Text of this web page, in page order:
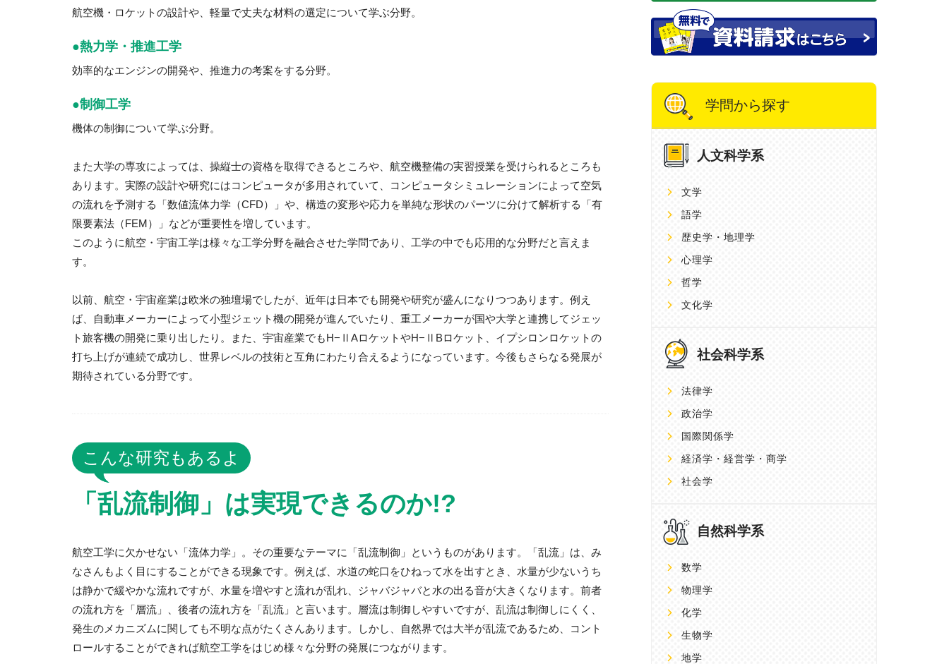
航空機・ロケットの設計や、軽量で丈夫な材料の選定について学ぶ分野。
●熱力学・推進工学
効率的なエンジンの開発や、推進力の考案をする分野。
●制御工学
機体の制御について学ぶ分野。
また大学の専攻によっては、操縦士の資格を取得できるところや、航空機整備の実習授業を受けられるところも
あります。実際の設計や研究にはコンピュータが多用されていて、コンピュータシミュレーションによって空気
の流れを予測する「数値流体力学（CFD）」や、構造の変形や応力を単純な形状のパーツに分けて解析する「有
限要素法（FEM）」などが重要性を増しています。
このように航空・宇宙工学は様々な工学分野を融合させた学問であり、工学の中でも応用的な分野だと言えま
す。
以前、航空・宇宙産業は欧米の独壇場でしたが、近年は日本でも開発や研究が盛んになりつつあります。例え
ば、自動車メーカーによって小型ジェット機の開発が進んでいたり、重工メーカーが国や大学と連携してジェッ
ト旅客機の開発に乗り出したり。また、宇宙産業でもH−ⅡAロケットやH−ⅡBロケット、イプシロンロケットの
打ち上げが連続で成功し、世界レベルの技術と互角にわたり合えるようになっています。今後もさらなる発展が
期待されている分野です。
こんな研究もあるよ
「乱流制御」は実現できるのか!?
航空工学に欠かせない「流体力学」。その重要なテーマに「乱流制御」というものがあります。「乱流」は、み
なさんもよく目にすることができる現象です。例えば、水道の蛇口をひねって水を出すとき、水量が少ないうち
は静かで緩やかな流れですが、水量を増やすと流れが乱れ、ジャバジャバと水の出る音が大きくなります。前者
の流れ方を「層流」、後者の流れ方を「乱流」と言います。層流は制御しやすいですが、乱流は制御しにくく、
発生のメカニズムに関しても不明な点がたくさんあります。しかし、自然界では大半が乱流であるため、コント
ロールすることができれば航空工学をはじめ様々な分野の発展につながります。
学問から探す
人文科学系
文学
語学
歴史学・地理学
心理学
哲学
文化学
社会科学系
法律学
政治学
国際関係学
経済学・経営学・商学
社会学
自然科学系
数学
物理学
化学
生物学
地学